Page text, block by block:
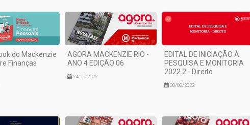
do Mackenzie
Finanças
AGORA MACKENZIE RIO -
ANO 4 EDIÇÃO 06
24/10/2022
EDITAL DE INICIAÇÃO À
PESQUISA E MONITORIA
2022.2 - Direito
30/08/2022